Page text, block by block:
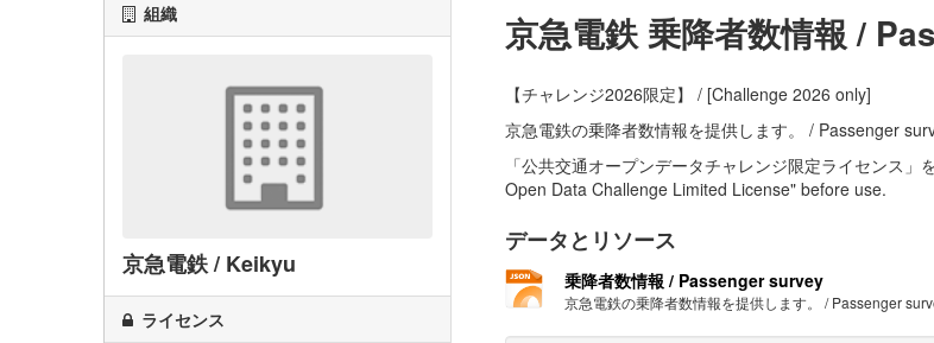
組織
京急電鉄 / Keikyu
ライセンス
京急電鉄 乗降者数情報 /
【チャレンジ2026限定】 / [Challenge 2026 only]
京急電鉄の乗降者数情報を提供します。 / Passenger
「公共交通オープンデータチャレンジ限定ライセンス
Open Data Challenge Limited License" before use.
データとリソース
乗降者数情報 / Passenger survey
京急電鉄の乗降者数情報を提供します。 / Passenger